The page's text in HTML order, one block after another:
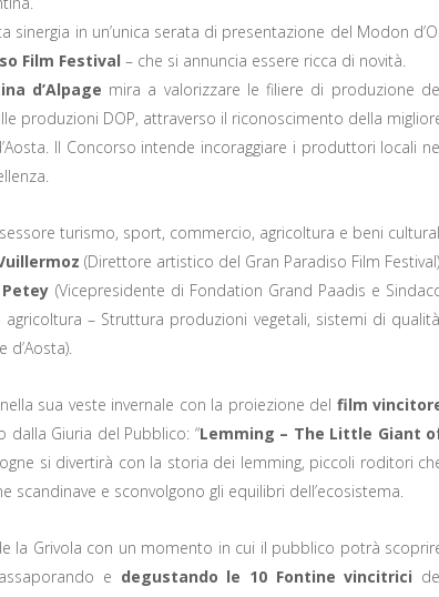
in un’unica serata di presentazione del Modon
Film Festival – che si annuncia essere ricca di novità.
d’Alpage mira a valorizzare le filiere di produzione
produzioni DOP, attraverso il riconoscimento della
Il Concorso intende incoraggiare i produttori locali
turismo, sport, commercio, agricoltura e beni
(Direttore artistico del Gran Paradiso Film
(Vicepresidente di Fondation Grand Paadis e
agricoltura – Struttura produzioni vegetali, sistemi di
sua veste invernale con la proiezione del film
dalla Giuria del Pubblico: “Lemming – The Little Giant
si divertirà con la storia dei lemming, piccoli roditori
e sconvolgono gli equilibri dell’ecosistema.
la Grivola con un momento in cui il pubblico potrà
e degustando le 10 Fontine vincitrici